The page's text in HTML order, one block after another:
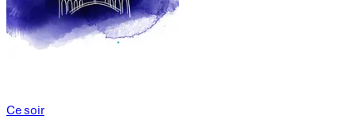
Ce soir